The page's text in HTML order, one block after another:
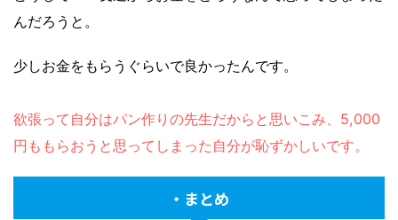
んだろうと。
少しお金をもらうぐらいで良かったんです。
欲張って自分はパン作りの先生だからと思いこみ、5,000
円ももらおうと思ってしまった自分が恥ずかしいです。
・まとめ